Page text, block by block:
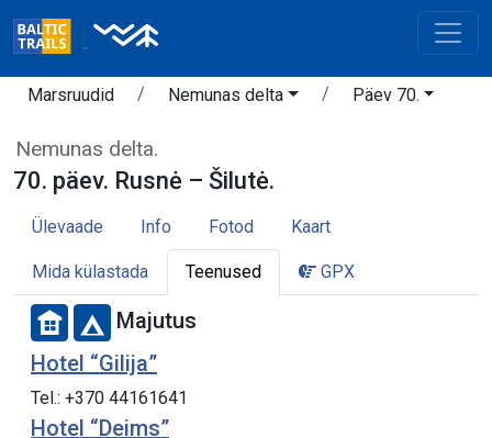
Marsruudid Nemunas delta Päev 70.
Nemunas delta.
70. päev. Rusnė – Šilutė.
Ülevaade Info Fotod Kaart
Mida külastada Teenused GPX
Majutus
Hotel “Gilija”
Tel.: +370 44161641
Hotel “Deims”